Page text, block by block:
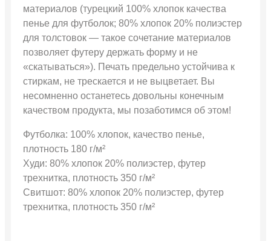
материалов (турецкий 100% хлопок качества
пенье для футболок; 80% хлопок 20% полиэстер
для толстовок — такое сочетание материалов
позволяет футеру держать форму и не
«скатываться»). Печать предельно устойчива к
стиркам, не трескается и не выцветает. Вы
несомненно останетесь довольны конечным
качеством продукта, мы позаботимся об этом!
Футболка: 100% хлопок, качество пенье,
плотность 180 г/м²
Худи: 80% хлопок 20% полиэстер, футер
трехнитка, плотность 350 г/м²
Свитшот: 80% хлопок 20% полиэстер, футер
трехнитка, плотность 350 г/м²